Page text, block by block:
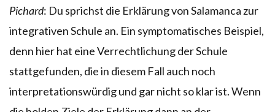
Pichard: Du sprichst die Erklärung von Salamanca zur
integrativen Schule an. Ein symptomatisches Beispiel,
denn hier hat eine Verrechtlichung der Schule
stattgefunden, die in diesem Fall auch noch
interpretationswürdig und gar nicht so klar ist. Wenn